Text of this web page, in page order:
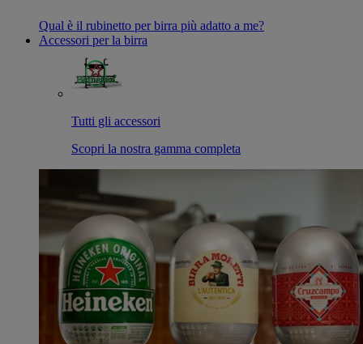
Qual è il rubinetto per birra più adatto a me?
Accessori per la birra
Tutti gli accessori
Scopri la nostra gamma completa